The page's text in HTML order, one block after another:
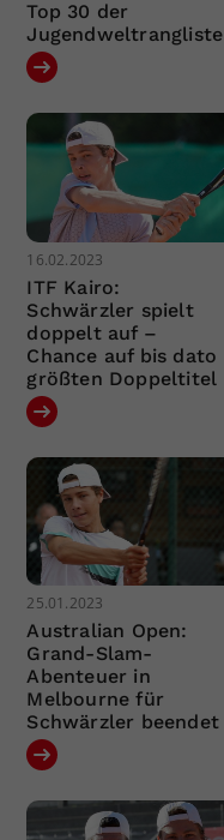
Top 30 der
Jugendweltrangliste
16.02.2023
ITF Kairo:
Schwärzler spielt
doppelt auf –
Chance auf bis dato
größten Doppeltitel
25.01.2023
Australian Open:
Grand-Slam-
Abenteuer in
Melbourne für
Schwärzler beendet